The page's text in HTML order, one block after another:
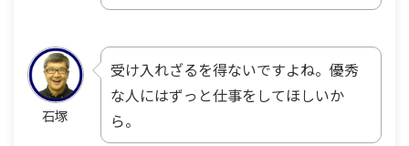
石塚
受け入れざるを得ないですよね。優秀
な人にはずっと仕事をしてほしいか
ら。